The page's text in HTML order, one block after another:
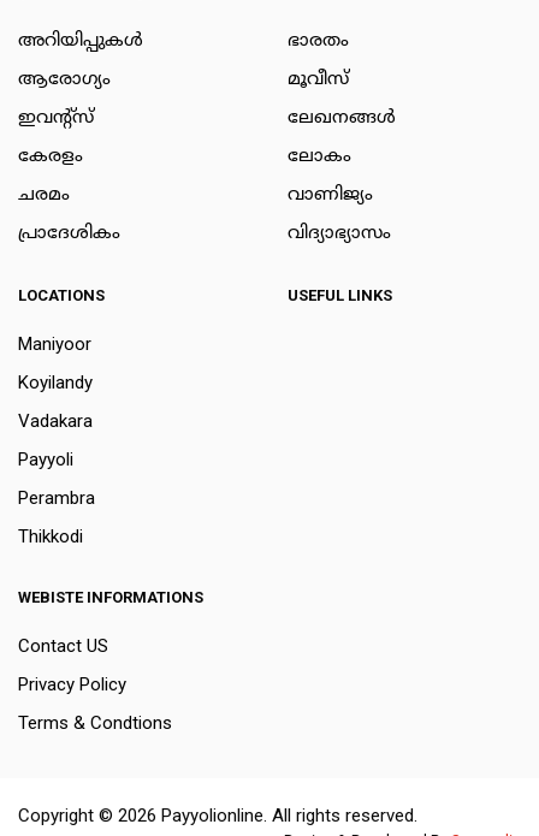
അറിയിപ്പുകള്‍
ആരോഗ്യം
ഇവന്റ്സ്
കേരളം
ചരമം
പ്രാദേശികം
ഭാരതം
മൂവീസ്
ലേഖനങ്ങള്‍
ലോകം
വാണിജ്യം
വിദ്യാഭ്യാസം
LOCATIONS
Maniyoor
Koyilandy
Vadakara
Payyoli
Perambra
Thikkodi
USEFUL LINKS
WEBISTE INFORMATIONS
Contact US
Privacy Policy
Terms & Condtions
Copyright © 2026 Payyolionline. All rights reserved.